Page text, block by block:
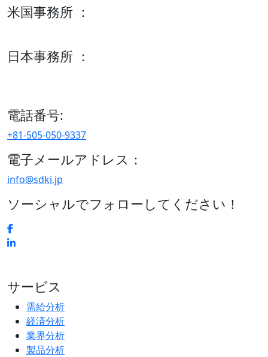
米国事務所 ：
日本事務所 ：
電話番号:
+81-505-050-9337
電子メールアドレス：
info@sdki.jp
ソーシャルでフォローしてください！
サービス
需給分析
経済分析
業界分析
製品分析